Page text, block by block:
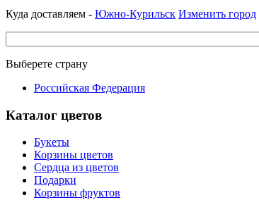
Куда доставляем - Южно-Курильск Изменить город
Выберете страну
Российская Федерация
Каталог цветов
Букеты
Корзины цветов
Сердца из цветов
Подарки
Корзины фруктов